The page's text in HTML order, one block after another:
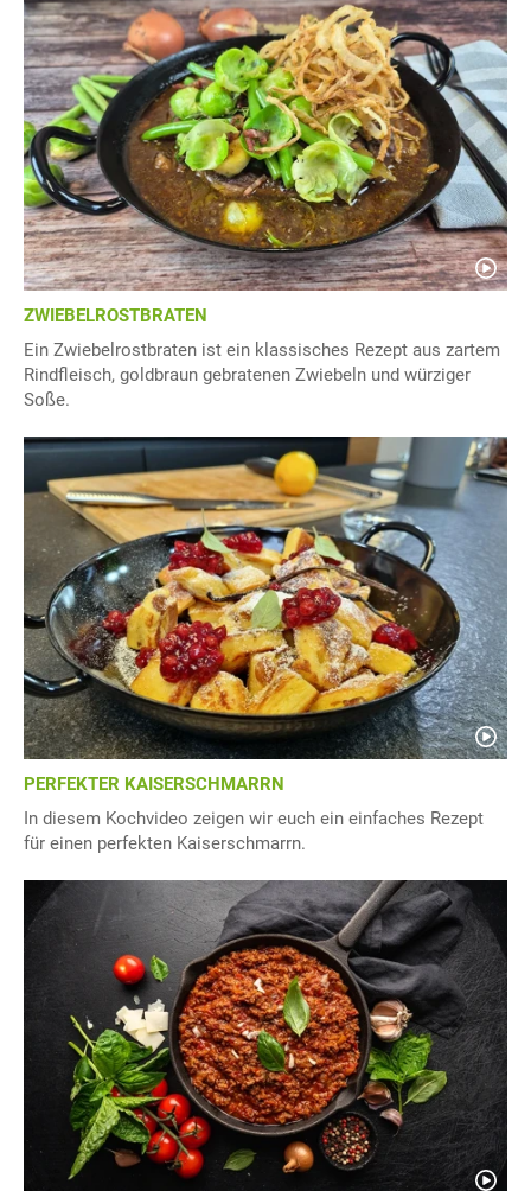
ZWIEBELROSTBRATEN
Ein Zwiebelrostbraten ist ein klassisches Rezept aus zartem
Rindfleisch, goldbraun gebratenen Zwiebeln und würziger
Soße.
PERFEKTER KAISERSCHMARRN
In diesem Kochvideo zeigen wir euch ein einfaches Rezept
für einen perfekten Kaiserschmarrn.